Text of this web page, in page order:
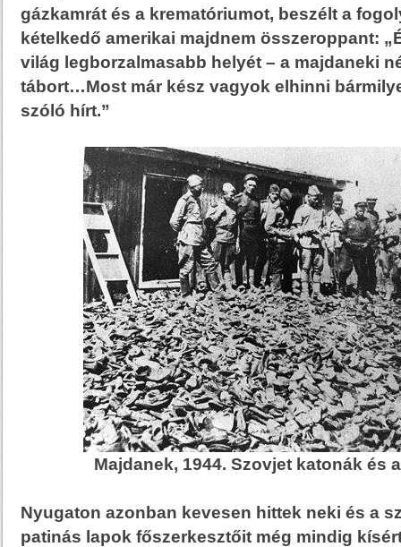
gázkamrát és a krematóriumot, beszélt a
kételkedő amerikai majdnem összeroppant:
világ legborzalmasabb helyét – a majdaneki
tábort…Most már kész vagyok elhinni
szóló hírt.”
Majdanek, 1944. Szovjet katonák és
Nyugaton azonban kevesen hittek neki és a
patinás lapok főszerkesztőit még mindig